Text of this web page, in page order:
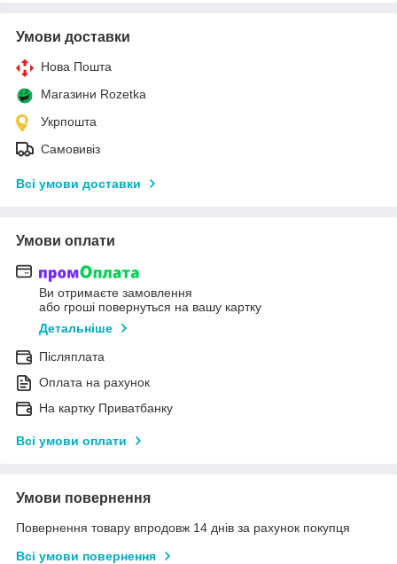
Умови доставки
Нова Пошта
Магазини Rozetka
Укрпошта
Самовивіз
Всі умови доставки
Умови оплати
Ви отримаєте замовлення
або гроші повернуться на вашу картку
Детальніше
Післяплата
Оплата на рахунок
На картку Приватбанку
Всі умови оплати
Умови повернення
Повернення товару впродовж 14 днів за рахунок покупця
Всі умови повернення